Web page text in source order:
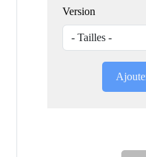
Version